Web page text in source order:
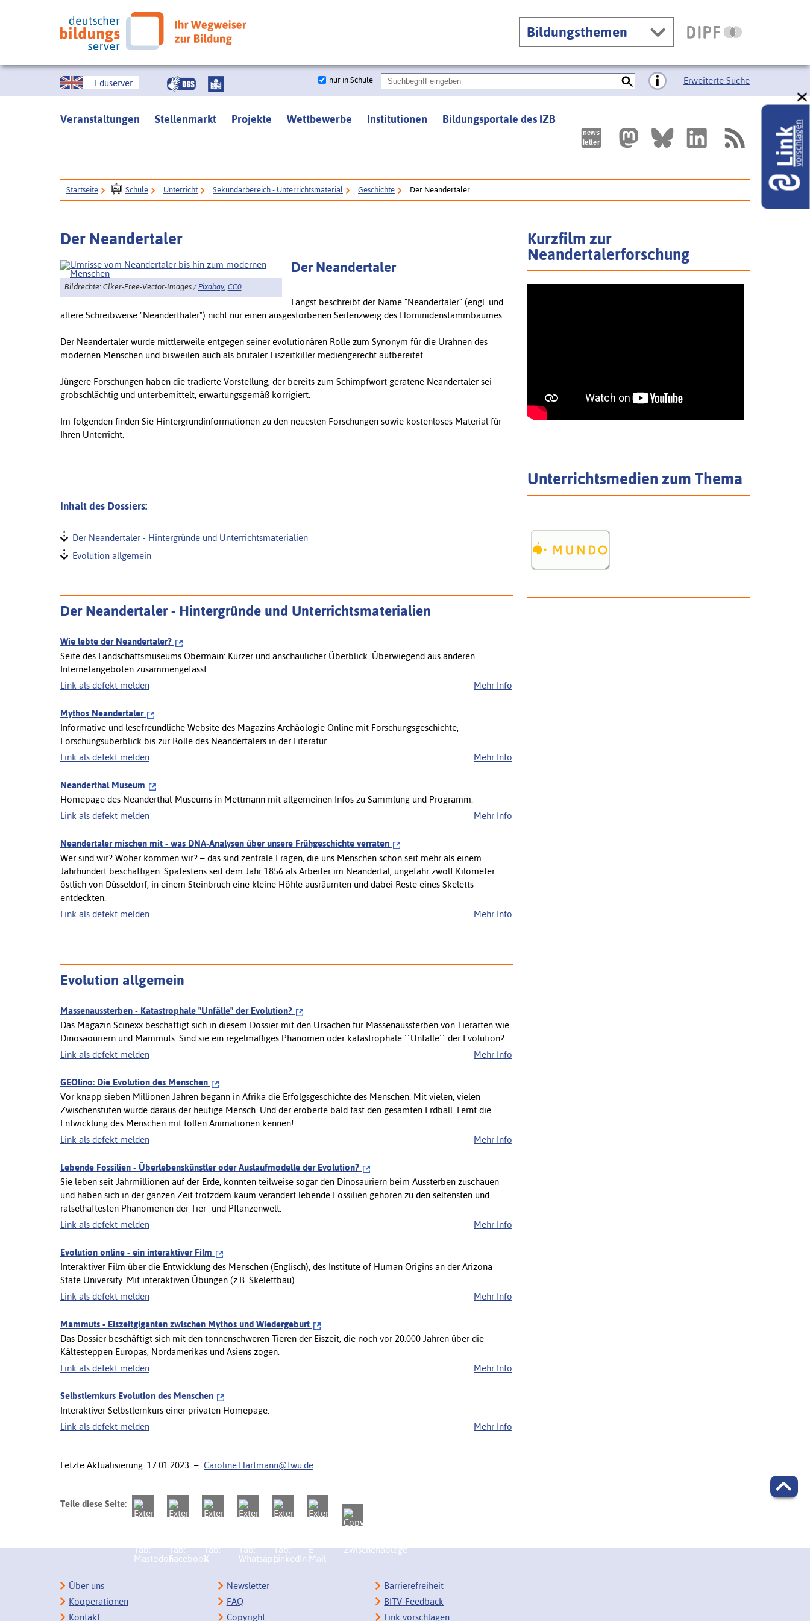
Bildungsthemen
Eduserver nur in Schule Erweiterte Suche
Veranstaltungen Stellenmarkt Projekte Wettbewerbe Institutionen Bildungsportale des IZB
Startseite Schule Unterricht Sekundarbereich - Unterrichtsmaterial Geschichte Der Neandertaler
Der Neandertaler
Bildrechte: Clker-Free-Vector-Images /Pixabay, CC0
Der Neandertaler
Längst beschreibt der Name "Neandertaler" (engl. und
ältere Schreibweise "Neanderthaler") nicht nur einen ausgestorbenen Seitenzweig des Hominidenstammbaumes.
Der Neandertaler wurde mittlerweile entgegen seiner evolutionären Rolle zum Synonym für die Urahnen des
modernen Menschen und bisweilen auch als brutaler Eiszeitkiller mediengerecht aufbereitet.
Jüngere Forschungen haben die tradierte Vorstellung, der bereits zum Schimpfwort geratene Neandertaler sei
grobschlächtig und unterbemittelt, erwartungsgemäß korrigiert.
Im folgenden finden Sie Hintergrundinformationen zu den neuesten Forschungen sowie kostenloses Material für
Ihren Unterricht.
Inhalt des Dossiers:
Der Neandertaler - Hintergründe und Unterrichtsmaterialien
Evolution allgemein
Der Neandertaler - Hintergründe und Unterrichtsmaterialien
Wie lebte der Neandertaler?
Seite des Landschaftsmuseums Obermain: Kurzer und anschaulicher Überblick. Überwiegend aus anderen
Internetangeboten zusammengefasst.
Mehr Info
Link als defekt melden
Mythos Neandertaler
Informative und lesefreundliche Website des Magazins Archäologie Online mit Forschungsgeschichte,
Forschungsüberblick bis zur Rolle des Neandertalers in der Literatur.
Mehr Info
Link als defekt melden
Neanderthal Museum
Homepage des Neanderthal-Museums in Mettmann mit allgemeinen Infos zu Sammlung und Programm.
Mehr Info
Link als defekt melden
Neandertaler mischen mit - was DNA-Analysen über unsere Frühgeschichte verraten
Wer sind wir? Woher kommen wir? – das sind zentrale Fragen, die uns Menschen schon seit mehr als einem
Jahrhundert beschäftigen. Spätestens seit dem Jahr 1856 als Arbeiter im Neandertal, ungefähr zwölf Kilometer
östlich von Düsseldorf, in einem Steinbruch eine kleine Höhle ausräumten und dabei Reste eines Skeletts
entdeckten.
Mehr Info
Link als defekt melden
Evolution allgemein
Massenaussterben - Katastrophale "Unfälle" der Evolution?
Das Magazin Scinexx beschäftigt sich in diesem Dossier mit den Ursachen für Massenaussterben von Tierarten wie
Dinosaouriern und Mammuts. Sind sie ein regelmäßiges Phänomen oder katastrophale ´´Unfälle´´ der Evolution?
Mehr Info
Link als defekt melden
GEOlino: Die Evolution des Menschen
Vor knapp sieben Millionen Jahren begann in Afrika die Erfolgsgeschichte des Menschen. Mit vielen, vielen
Zwischenstufen wurde daraus der heutige Mensch. Und der eroberte bald fast den gesamten Erdball. Lernt die
Entwicklung des Menschen mit tollen Animationen kennen!
Mehr Info
Link als defekt melden
Lebende Fossilien - Überlebenskünstler oder Auslaufmodelle der Evolution?
Sie leben seit Jahrmillionen auf der Erde, konnten teilweise sogar den Dinosauriern beim Aussterben zuschauen
und haben sich in der ganzen Zeit trotzdem kaum verändert lebende Fossilien gehören zu den seltensten und
rätselhaftesten Phänomenen der Tier- und Pflanzenwelt.
Mehr Info
Link als defekt melden
Evolution online - ein interaktiver Film
Interaktiver Film über die Entwicklung des Menschen (Englisch), des Institute of Human Origins an der Arizona
State University. Mit interaktiven Übungen (z.B. Skelettbau).
Mehr Info
Link als defekt melden
Mammuts - Eiszeitgiganten zwischen Mythos und Wiedergeburt
Das Dossier beschäftigt sich mit den tonnenschweren Tieren der Eiszeit, die noch vor 20.000 Jahren über die
Kältesteppen Europas, Nordamerikas und Asiens zogen.
Mehr Info
Link als defekt melden
Selbstlernkurs Evolution des Menschen
Interaktiver Selbstlernkurs einer privaten Homepage.
Mehr Info
Link als defekt melden
Letzte Aktualisierung: 17.01.2023 – Caroline.Hartmann@fwu.de
Kurzfilm zur
Neandertalerforschung
Unterrichtsmedien zum Thema
Teile diese Seite:
Linkvorschlagen
Über uns
Kooperationen
Kontakt
Newsletter
FAQ
Copyright
Barrierefreiheit
BITV-Feedback
Link vorschlagen